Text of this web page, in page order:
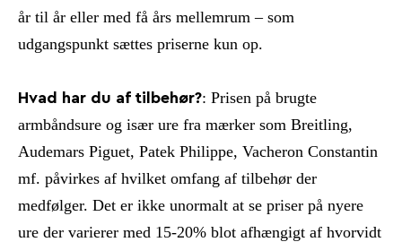
år til år eller med få års mellemrum – som
udgangspunkt sættes priserne kun op.
Hvad har du af tilbehør?: Prisen på brugte
armbåndsure og især ure fra mærker som Breitling,
Audemars Piguet, Patek Philippe, Vacheron Constantin
mf. påvirkes af hvilket omfang af tilbehør der
medfølger. Det er ikke unormalt at se priser på nyere
ure der varierer med 15-20% blot afhængigt af hvorvidt